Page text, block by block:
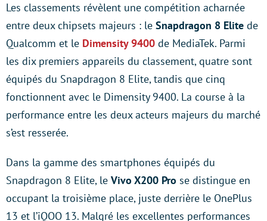
Les classements révèlent une compétition acharnée
entre deux chipsets majeurs : le Snapdragon 8 Elite de
Qualcomm et le Dimensity 9400 de MediaTek. Parmi
les dix premiers appareils du classement, quatre sont
équipés du Snapdragon 8 Elite, tandis que cinq
fonctionnent avec le Dimensity 9400. La course à la
performance entre les deux acteurs majeurs du marché
s’est resserée.
Dans la gamme des smartphones équipés du
Snapdragon 8 Elite, le Vivo X200 Pro se distingue en
occupant la troisième place, juste derrière le OnePlus
13 et l’iQOO 13. Malgré les excellentes performances